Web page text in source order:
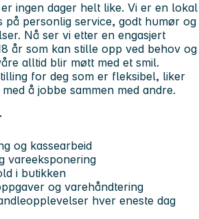
ingen dager helt like. Vi er en lokal
personlig service, godt humør og
Nå ser vi etter en engasjert
år som kan stille opp ved behov og
alltid blir møtt med et smil.
for deg som er fleksibel, liker
å jobbe sammen med andre.
og kassearbeid
vareeksponering
i butikken
og varehåndtering
hver eneste dag